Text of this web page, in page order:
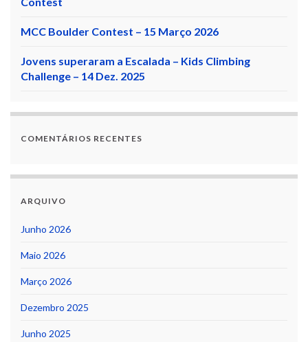
MCC Boulder Contest – 15 Março 2026
Jovens superaram a Escalada – Kids Climbing
Challenge – 14 Dez. 2025
COMENTÁRIOS RECENTES
ARQUIVO
Junho 2026
Maio 2026
Março 2026
Dezembro 2025
Junho 2025